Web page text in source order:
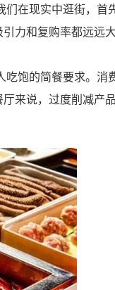
们在现实中逛街，首
力和复购率都远远
吃饱的简餐要求。消
来说，过度削减产